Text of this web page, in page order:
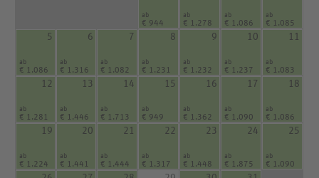
ab
€ 944
ab
€ 1.278
ab
€ 1.086
ab
€ 1.085
5
ab
€ 1.086
6
ab
€ 1.316
7
ab
€ 1.082
8
ab
€ 1.231
9
ab
€ 1.232
10
ab
€ 1.237
11
ab
€ 1.083
12
ab
€ 1.281
13
ab
€ 1.446
14
ab
€ 1.713
15
ab
€ 949
16
ab
€ 1.362
17
ab
€ 1.090
18
ab
€ 1.086
19
ab
€ 1.224
20
ab
€ 1.441
21
ab
€ 1.444
22
ab
€ 1.317
23
ab
€ 1.448
24
ab
€ 1.875
25
ab
€ 1.090